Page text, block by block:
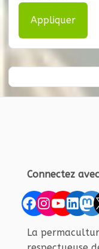
Appliquer
Connectez
Facebook
La